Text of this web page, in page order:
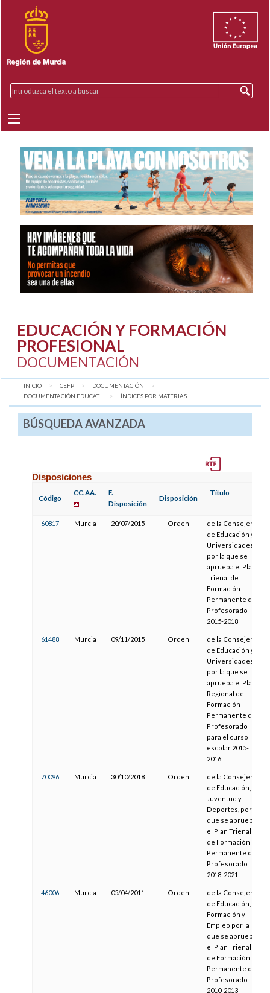
EDUCACIÓN Y FORMACIÓN
PROFESIONAL
DOCUMENTACIÓN
INICIO CEFP
DOCUMENTACIÓN
DOCUMENTACIÓN EDUCAT...
AQUÍ:
ÍNDICES POR MATERIAS
BÚSQUEDA AVANZADA
Disposiciones
Código
CC.AA.
F.
Disposición
Disposición
Título
60817 Murcia 20/07/2015 Orden
de la Consejería
de Educación y
Universidades
por la que se
aprueba el Plan
Trienal de
Formación
Permanente del
Profesorado
2015-2018
61488 Murcia 09/11/2015 Orden
de la Consejería
de Educación y
Universidades
por la que se
aprueba el Plan
Regional de
Formación
Permanente del
Profesorado
para el curso
escolar 2015-
2016
70096 Murcia 30/10/2018 Orden
de la Consejería
de Educación,
Juventud y
Deportes, por la
que se aprueba
el Plan Trienal
de Formación
Permanente del
Profesorado
2018-2021
46006 Murcia 05/04/2011 Orden
de la Consejería
de Educación,
Formación y
Empleo por la
que se aprueba
el Plan Trienal
de Formación
Permanente del
Profesorado
2010-2013